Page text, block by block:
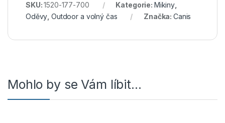
SKU:1520-177-700 Kategorie: Mikiny,
Oděvy,Outdoor a volný čas Značka: Canis
Mohlo by se Vám líbit…